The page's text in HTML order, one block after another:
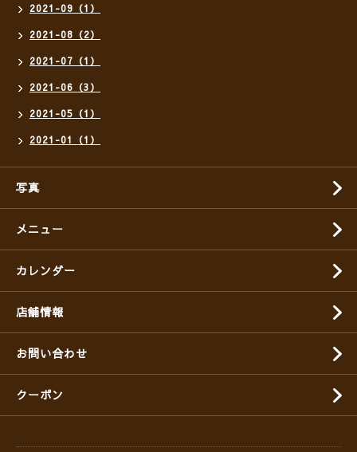
2021-09（1）
2021-08（2）
2021-07（1）
2021-06（3）
2021-05（1）
2021-01（1）
写真
メニュー
カレンダー
店舗情報
お問い合わせ
クーポン